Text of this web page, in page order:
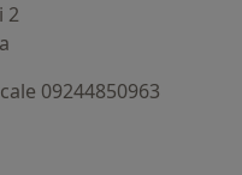
2
09244850963
scheda
nuova scheda
in una nuova scheda